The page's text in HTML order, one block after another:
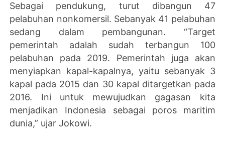
Sebagai pendukung, turut dibangun 47
pelabuhan nonkomersil. Sebanyak 41 pelabuhan
sedang dalam pembangunan. “Target
pemerintah adalah sudah terbangun 100
pelabuhan pada 2019. Pemerintah juga akan
menyiapkan kapal-kapalnya, yaitu sebanyak 3
kapal pada 2015 dan 30 kapal ditargetkan pada
2016. Ini untuk mewujudkan gagasan kita
menjadikan Indonesia sebagai poros maritim
dunia,” ujar Jokowi.